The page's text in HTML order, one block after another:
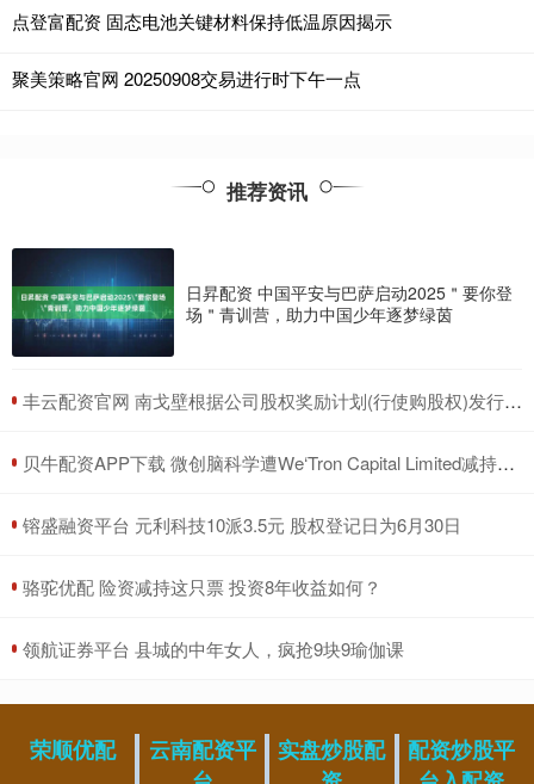
点登富配资 固态电池关键材料保持低温原因揭示
聚美策略官网 20250908交易进行时下午一点
推荐资讯
日昇配资 中国平安与巴萨启动2025＂要你登
场＂青训营，助力中国少年逐梦绿茵
​丰云配资官网 南戈壁根据公司股权奖励计划(行使购股权)发行15万股股份
​贝牛配资APP下载 微创脑科学遭We‘Tron Capital Limited减持500.9万股 每股作价约12.93港元
​镕盛融资平台 元利科技10派3.5元 股权登记日为6月30日
​骆驼优配 险资减持这只票 投资8年收益如何？
​领航证券平台 县城的中年女人，疯抢9块9瑜伽课
荣顺优配
云南配资平
实盘炒股配
配资炒股平